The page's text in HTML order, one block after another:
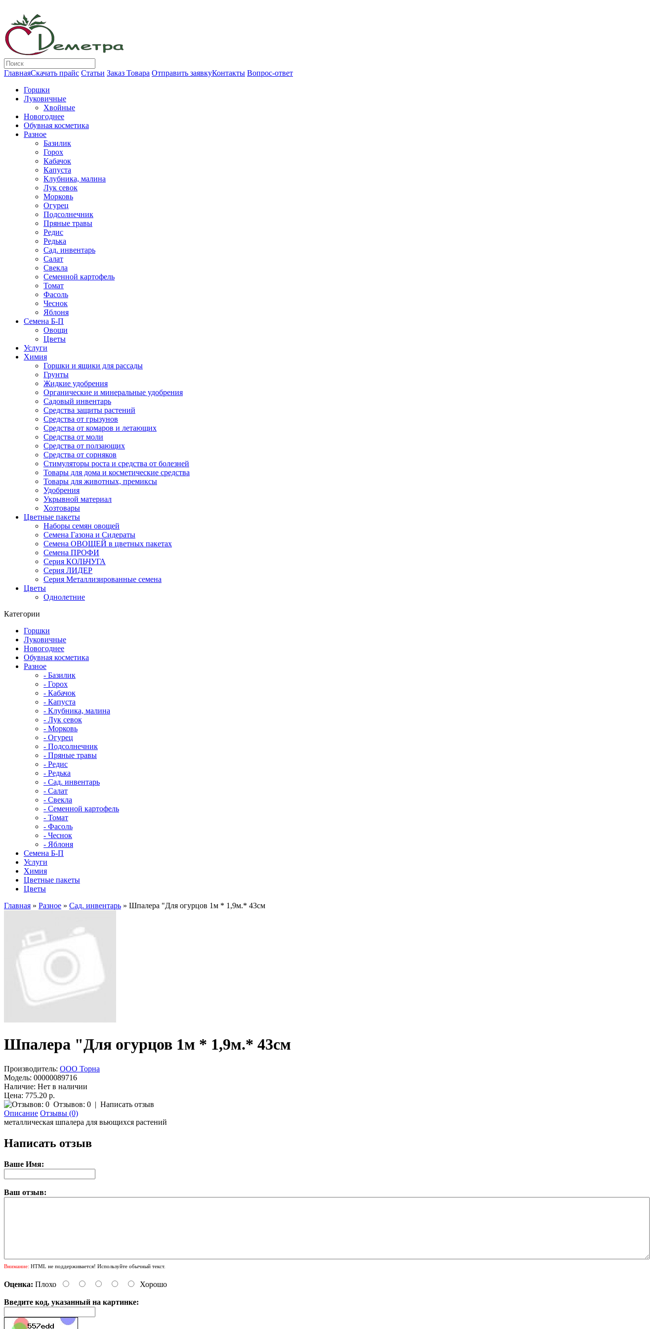
ГлавнаяСкачать прайс Статьи Заказ Товара Отправить заявкуКонтакты Вопрос-ответ
Горшки
Луковичные
Хвойные
Новогоднее
Обувная косметика
Разное
Базилик
Горох
Кабачок
Капуста
Клубника, малина
Лук севок
Морковь
Огурец
Подсолнечник
Пряные травы
Редис
Редька
Сад. инвентарь
Салат
Свекла
Семенной картофель
Томат
Фасоль
Чеснок
Яблоня
Семена Б-П
Овощи
Цветы
Услуги
Химия
Горшки и ящики для рассады
Грунты
Жидкие удобрения
Органические и минеральные удобрения
Садовый инвентарь
Средства защиты растений
Средства от грызунов
Средства от комаров и летающих
Средства от моли
Средства от ползающих
Средства от сорняков
Стимуляторы роста и средства от болезней
Товары для дома и косметические средства
Товары для животных, премиксы
Удобрения
Укрывной материал
Хозтовары
Цветные пакеты
Наборы семян овощей
Семена Газона и Сидераты
Семена ОВОЩЕЙ в цветных пакетах
Семена ПРОФИ
Серия КОЛЬЧУГА
Серия ЛИДЕР
Серия Металлизированные семена
Цветы
Однолетние
Категории
Горшки
Луковичные
Новогоднее
Обувная косметика
Разное
- Базилик
- Горох
- Кабачок
- Капуста
- Клубника, малина
- Лук севок
- Морковь
- Огурец
- Подсолнечник
- Пряные травы
- Редис
- Редька
- Сад. инвентарь
- Салат
- Свекла
- Семенной картофель
- Томат
- Фасоль
- Чеснок
- Яблоня
Семена Б-П
Услуги
Химия
Цветные пакеты
Цветы
Главная » Разное » Сад. инвентарь » Шпалера "Для огурцов 1м * 1,9м.* 43см
Шпалера "Для огурцов 1м * 1,9м.* 43см
Производитель: ООО Торна
Модель: 00000089716
Наличие: Нет в наличии
Цена: 775.20 р.
Отзывов: 0 | Написать отзыв
Описание Отзывы (0)
металлическая шпалера для вьющихся растений
Написать отзыв
Ваше Имя:
Ваш отзыв:
Внимание: HTML не поддерживается! Используйте обычный текст.
Оценка: Плохо Хорошо
Введите код, указанный на картинке: